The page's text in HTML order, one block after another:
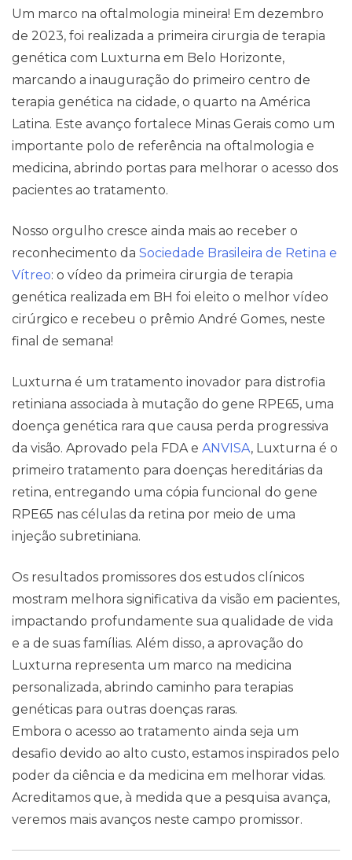
Um marco na oftalmologia mineira! Em dezembro
de 2023, foi realizada a primeira cirurgia de terapia
genética com Luxturna em Belo Horizonte,
marcando a inauguração do primeiro centro de
terapia genética na cidade, o quarto na América
Latina. Este avanço fortalece Minas Gerais como um
importante polo de referência na oftalmologia e
medicina, abrindo portas para melhorar o acesso dos
pacientes ao tratamento.
Nosso orgulho cresce ainda mais ao receber o
reconhecimento da Sociedade Brasileira de Retina e
Vítreo: o vídeo da primeira cirurgia de terapia
genética realizada em BH foi eleito o melhor vídeo
cirúrgico e recebeu o prêmio André Gomes, neste
final de semana!
Luxturna é um tratamento inovador para distrofia
retiniana associada à mutação do gene RPE65, uma
doença genética rara que causa perda progressiva
da visão. Aprovado pela FDA e ANVISA, Luxturna é o
primeiro tratamento para doenças hereditárias da
retina, entregando uma cópia funcional do gene
RPE65 nas células da retina por meio de uma
injeção subretiniana.
Os resultados promissores dos estudos clínicos
mostram melhora significativa da visão em pacientes,
impactando profundamente sua qualidade de vida
e a de suas famílias. Além disso, a aprovação do
Luxturna representa um marco na medicina
personalizada, abrindo caminho para terapias
genéticas para outras doenças raras.
Embora o acesso ao tratamento ainda seja um
desafio devido ao alto custo, estamos inspirados pelo
poder da ciência e da medicina em melhorar vidas.
Acreditamos que, à medida que a pesquisa avança,
veremos mais avanços neste campo promissor.